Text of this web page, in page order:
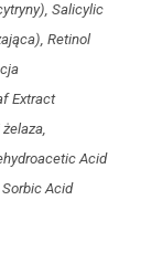
Salicylic
Retinol
Extract
Acid
Acid